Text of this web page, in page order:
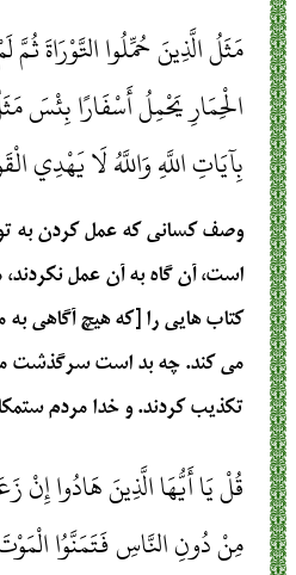
مَثَلُ الَّذِينَ حُمِّلُوا التَّوْرَاةَ
الْحِمَارِ يَحْمِلُ أَسْفَارًا بِئْسَ
بِآيَاتِ اللَّهِ وَاللَّهُ لَا يَهْدِي
وصف کسانی که عمل کردن به
است، آن گاه به آن عمل
کتاب هایی را [که هیچ آگاهی به
می کند. چه بد است سرگذشت
تکذیب کردند. و خدا مردم
قُلْ يَا أَيُّهَا الَّذِينَ هَادُوا إِنْ
مِنْ دُونِ النَّاسِ فَتَمَنَّوُا